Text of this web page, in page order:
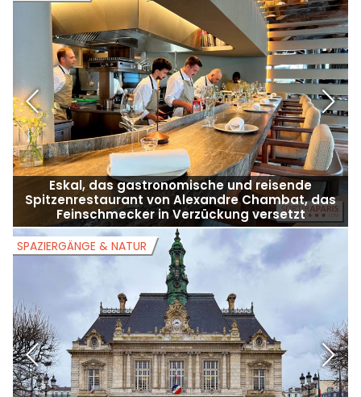
Eskal, das gastronomische und reisende
Spitzenrestaurant von Alexandre Chambat, das
Feinschmecker in Verzückung versetzt
SPAZIERGÄNGE & NATUR